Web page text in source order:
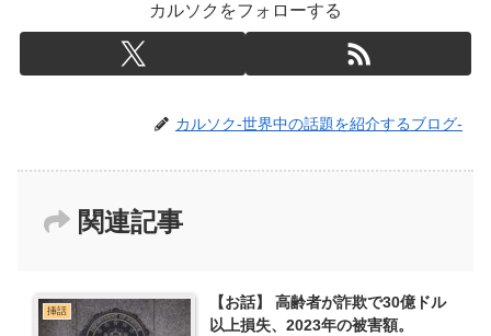
カルソクをフォローする
カルソク-世界中の話題を紹介するブログ-
関連記事
挿話
【お話】 高齢者が詐欺で30億ドル
以上損失、2023年の被害額。